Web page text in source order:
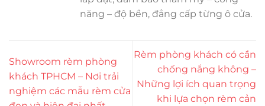
năng – độ bền, đẳng cấp từng ô cửa.
Showroom rèm phòng
khách TPHCM – Nơi trải
nghiệm các mẫu rèm cửa
Rèm phòng khách có cần
chống nắng không –
Những lợi ích quan trọng
khi lựa chọn rèm cản